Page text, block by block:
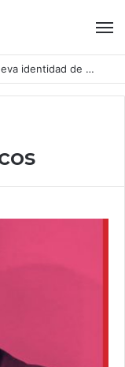
Albertz Parra Segovia Abogados: la nueva identidad de Segovia Consulting